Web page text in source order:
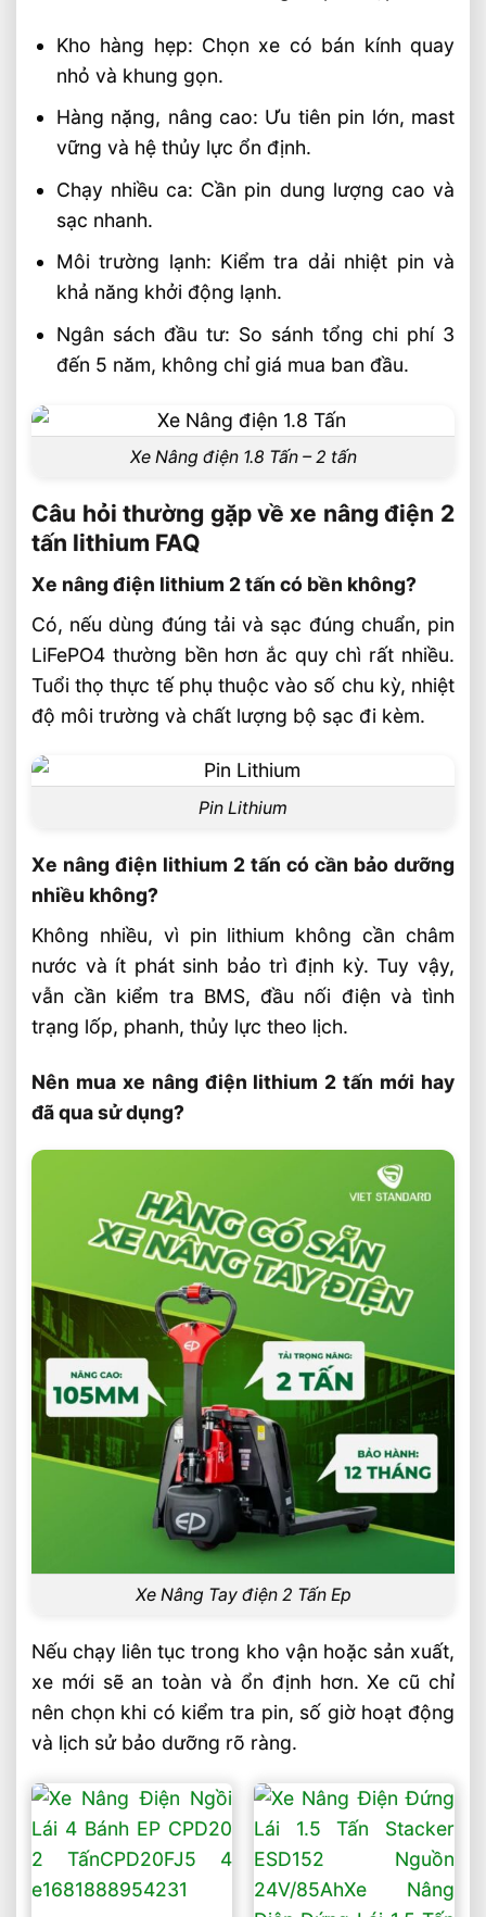
Kho hàng hẹp: Chọn xe có bán kính quay
nhỏ và khung gọn.
Hàng nặng, nâng cao: Ưu tiên pin lớn, mast
vững và hệ thủy lực ổn định.
Chạy nhiều ca: Cần pin dung lượng cao và
sạc nhanh.
Môi trường lạnh: Kiểm tra dải nhiệt pin và
khả năng khởi động lạnh.
Ngân sách đầu tư: So sánh tổng chi phí 3
đến 5 năm, không chỉ giá mua ban đầu.
Xe Nâng điện 1.8 Tấn – 2 tấn
Câu hỏi thường gặp về xe nâng điện 2
tấn lithium FAQ
Xe nâng điện lithium 2 tấn có bền không?
Có, nếu dùng đúng tải và sạc đúng chuẩn, pin
LiFePO4 thường bền hơn ắc quy chì rất nhiều.
Tuổi thọ thực tế phụ thuộc vào số chu kỳ, nhiệt
độ môi trường và chất lượng bộ sạc đi kèm.
Pin Lithium
Xe nâng điện lithium 2 tấn có cần bảo dưỡng
nhiều không?
Không nhiều, vì pin lithium không cần châm
nước và ít phát sinh bảo trì định kỳ. Tuy vậy,
vẫn cần kiểm tra BMS, đầu nối điện và tình
trạng lốp, phanh, thủy lực theo lịch.
Nên mua xe nâng điện lithium 2 tấn mới hay
đã qua sử dụng?
Xe Nâng Tay điện 2 Tấn Ep
Nếu chạy liên tục trong kho vận hoặc sản xuất,
xe mới sẽ an toàn và ổn định hơn. Xe cũ chỉ
nên chọn khi có kiểm tra pin, số giờ hoạt động
và lịch sử bảo dưỡng rõ ràng.